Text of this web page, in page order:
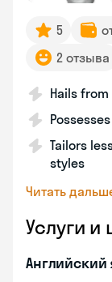
5
2 отзыва
Hails
Tailors
styles
Читать
Услуги и
Английский